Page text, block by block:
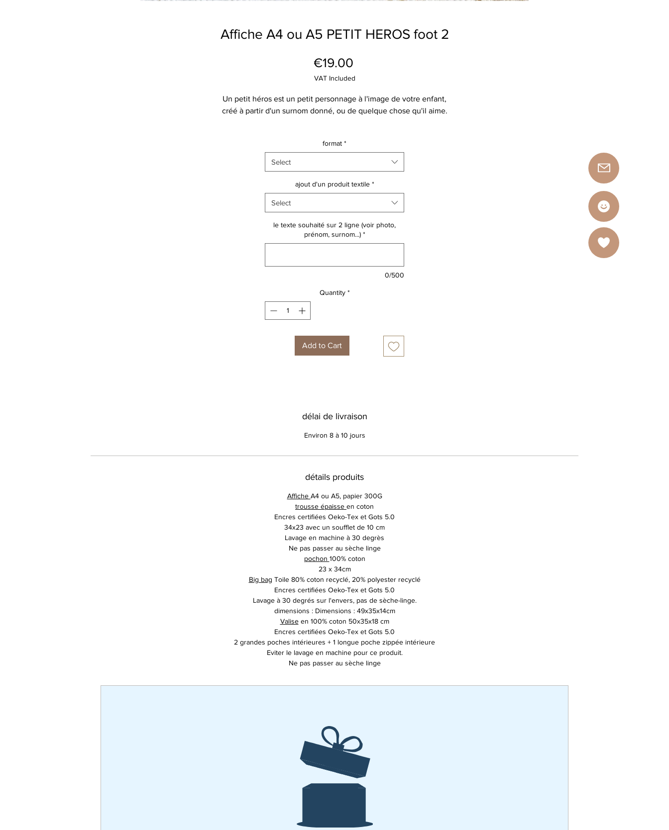
Affiche A4 ou A5 PETIT HEROS foot 2
€19.00Price
VAT Included
Un petit héros est un petit personnage à l'image de votre enfant,
créé à partir d'un surnom donné, ou de quelque chose qu'il aime.
commande!
Une trousse, un BigBag ou une valisette! avec le même design!
Découvrez toute la collection de personnages!
ATTENTION design non modifiable
format *
Select
ajout d'un produit textile *
Select
le texte souhaité sur 2 ligne (voir photo,
prénom, surnom...) *
0/500
Quantity *
Add to Cart
délai de livraison
Environ 8 à 10 jours
détails produits
Affiche A4 ou A5, papier 300G
trousse épaisse en coton
Encres certifiées Oeko-Tex et Gots 5.0
34x23 avec un soufflet de 10 cm
Lavage en machine à 30 degrès
Ne pas passer au sèche linge
pochon 100% coton
23 x 34cm
Big bag Toile 80% coton recyclé, 20% polyester recyclé
Encres certifiées Oeko-Tex et Gots 5.0
Lavage à 30 degrés sur l'envers, pas de sèche-linge.
dimensions : Dimensions : 49x35x14cm
Valiseen 100% coton 50x35x18 cm
Encres certifiées Oeko-Tex et Gots 5.0
2 grandes poches intérieures + 1 longue poche zippée intérieure
Eviter le lavage en machine pour ce produit.
Ne pas passer au sèche linge